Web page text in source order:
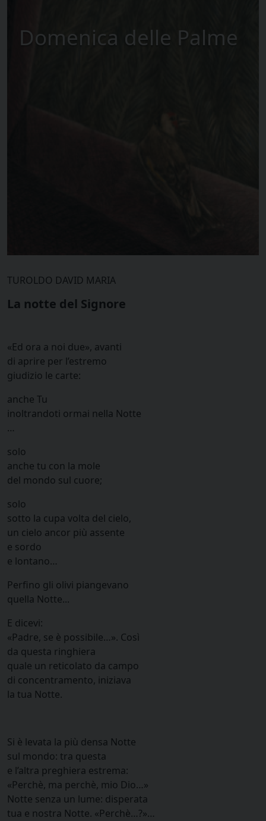
Domenica delle Palme
TUROLDO DAVID MARIA
La notte del Signore
«Ed ora a noi due», avanti
di aprire per l’estremo
giudizio le carte:
anche Tu
inoltrandoti ormai nella Notte
…
solo
anche tu con la mole
del mondo sul cuore;
solo
sotto la cupa volta del cielo,
un cielo ancor più assente
e sordo
e lontano…
Perfino gli olivi piangevano
quella Notte...
E dicevi:
«Padre, se è possibile…». Così
da questa ringhiera
quale un reticolato da campo
di concentramento, iniziava
la tua Notte.
Si è levata la più densa Notte
sul mondo: tra questa
e l’altra preghiera estrema:
«Perchè, ma perchè, mio Dio…»
Notte senza un lume: disperata
tua e nostra Notte. «Perchè…?»…